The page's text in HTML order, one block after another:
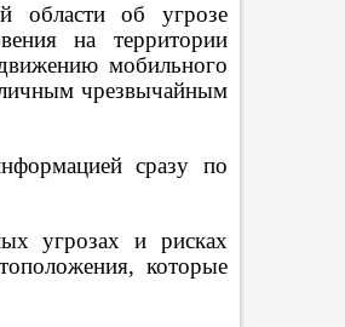
области об угрозе
на территории
мобильного
чрезвычайным
сразу по
угрозах и рисках
которые